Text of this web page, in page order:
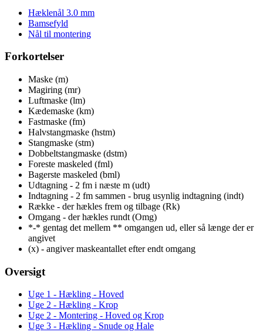
Hæklenål 3.0 mm
Bamsefyld
Nål til montering
Forkortelser
Maske (m)
Magiring (mr)
Luftmaske (lm)
Kædemaske (km)
Fastmaske (fm)
Halvstangmaske (hstm)
Stangmaske (stm)
Dobbeltstangmaske (dstm)
Foreste maskeled (fml)
Bagerste maskeled (bml)
Udtagning - 2 fm i næste m (udt)
Indtagning - 2 fm sammen - brug usynlig indtagning (indt)
Række - der hækles frem og tilbage (Rk)
Omgang - der hækles rundt (Omg)
*-* gentag det mellem ** omgangen ud, eller så længe der er
angivet
(x) - angiver maskeantallet efter endt omgang
Oversigt
Uge 1 - Hækling - Hoved
Uge 2 - Hækling - Krop
Uge 2 - Montering - Hoved og Krop
Uge 3 - Hækling - Snude og Hale